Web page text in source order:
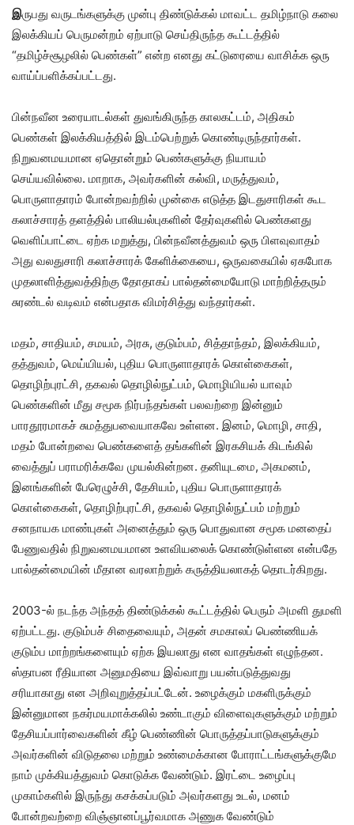
இருபது வருடங்களுக்கு முன்பு திண்டுக்கல் மாவட்ட தமிழ்நாடு கலை
இலக்கியப் பெருமன்றம் ஏற்பாடு செய்திருந்த கூட்டத்தில்
“தமிழ்ச்சூழலில் பெண்கள்” என்ற எனது கட்டுரையை வாசிக்க ஒரு
வாய்ப்பளிக்கப்பட்டது.
பின்நவீன உரையாடல்கள் துவங்கிருந்த காலகட்டம், அதிகம்
பெண்கள் இலக்கியத்தில் இடம்பெற்றுக் கொண்டிருந்தார்கள்.
நிறுவனமயமான ஏதொன்றும் பெண்களுக்கு நியாயம்
செய்யவில்லை. மாறாக, அவர்களின் கல்வி, மருத்துவம்,
பொருளாதாரம் போன்றவற்றில் முன்கை எடுத்த இடதுசாரிகள் கூட
கலாச்சாரத் தளத்தில் பாலியல்புகளின் தேர்வுகளில் பெண்களது
வெளிப்பாட்டை ஏற்க மறுத்து, பின்நவீனத்துவம் ஒரு பிளவுவாதம்
அது வலதுசாரி கலாச்சாரக் கேளிக்கையை, ஒருவகையில் ஏகபோக
முதலாளித்துவத்திற்கு தோதாகப் பால்தன்மையோடு மாற்றித்தரும்
சுரண்டல் வடிவம் என்பதாக விமர்சித்து வந்தார்கள்.
மதம், சாதியம், சமயம், அரசு, குடும்பம், சித்தாந்தம், இலக்கியம்,
தத்துவம், மெய்யியல், புதிய பொருளாதாரக் கொள்கைகள்,
தொழிற்புரட்சி, தகவல் தொழில்நுட்பம், மொழியியல் யாவும்
பெண்களின் மீது சமூக நிர்பந்தங்கள் பலவற்றை இன்னும்
பாரதூரமாகச் சுமத்துபவையாகவே உள்ளன. இனம், மொழி, சாதி,
மதம் போன்றவை பெண்களைத் தங்களின் இரகசியக் கிடங்கில்
வைத்துப் பராமரிக்கவே முயல்கின்றன. தனியுடமை, அகமனம்,
இனங்களின் பேரெழுச்சி, தேசியம், புதிய பொருளாதாரக்
கொள்கைகள், தொழிற்புரட்சி, தகவல் தொழில்நுட்பம் மற்றும்
சனநாயக மாண்புகள் அனைத்தும் ஒரு பொதுவான சமூக மனதைப்
பேணுவதில் நிறுவனமயமான உளவியலைக் கொண்டுள்ளன என்பதே
பால்தன்மையின் மீதான வரலாற்றுக் கருத்தியலாகத் தொடர்கிறது.
2003-ல் நடந்த அந்தத் திண்டுக்கல் கூட்டத்தில் பெரும் அமளி துமளி
ஏற்பட்டது. குடும்பச் சிதைவையும், அதன் சமகாலப் பெண்ணியக்
குடும்ப மாற்றங்களையும் ஏற்க இயலாது என வாதங்கள் எழுந்தன.
ஸ்தாபன ரீதியான அனுமதியை இவ்வாறு பயன்படுத்துவது
சரியாகாது என அறிவுறுத்தப்பட்டேன். உழைக்கும் மகளிருக்கும்
இன்னுமான நகர்மயமாக்கலில் உண்டாகும் விளைவுகளுக்கும் மற்றும்
தேசியப்பார்வைகளின் கீழ் பெண்ணின் பொருத்தப்பாடுகளுக்கும்
அவர்களின் விடுதலை மற்றும் உண்மைக்கான போராட்டங்களுக்குமே
நாம் முக்கியத்துவம் கொடுக்க வேண்டும். இரட்டை உழைப்பு
முகாம்களில் இருந்து கசக்கப்படும் அவர்களது உடல், மனம்
போன்றவற்றை விஞ்ஞானப்பூர்வமாக அணுக வேண்டும்